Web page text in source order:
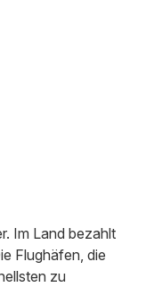
Im Land bezahlt
Flughäfen, die
zu